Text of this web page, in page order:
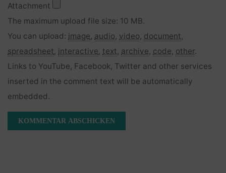
Attachment
The maximum upload file size: 10 MB.
You can upload: image, audio, video, document,
spreadsheet, interactive, text, archive, code, other.
Links to YouTube, Facebook, Twitter and other services
inserted in the comment text will be automatically
embedded.